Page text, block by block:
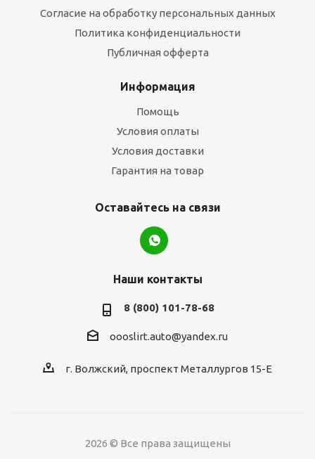
Согласие на обработку персональных данных
Политика конфиденциальности
Публичная офферта
Информация
Помощь
Условия оплаты
Условия доставки
Гарантия на товар
Оставайтесь на связи
Наши контакты
8 (800) 101-78-68
oooslirt.auto@yandex.ru
г. Волжский, проспект Металлургов 15-Е
2026 © Все права защищены